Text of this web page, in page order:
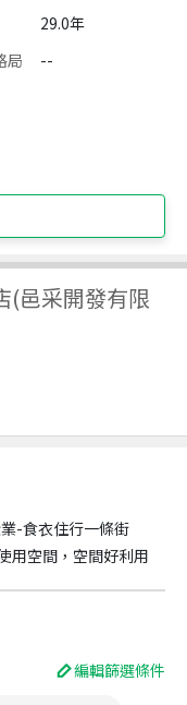
29.0年
局
--
(邑采開發有限
-食衣住行一條街
用空間，空間好利用
編輯篩選條件